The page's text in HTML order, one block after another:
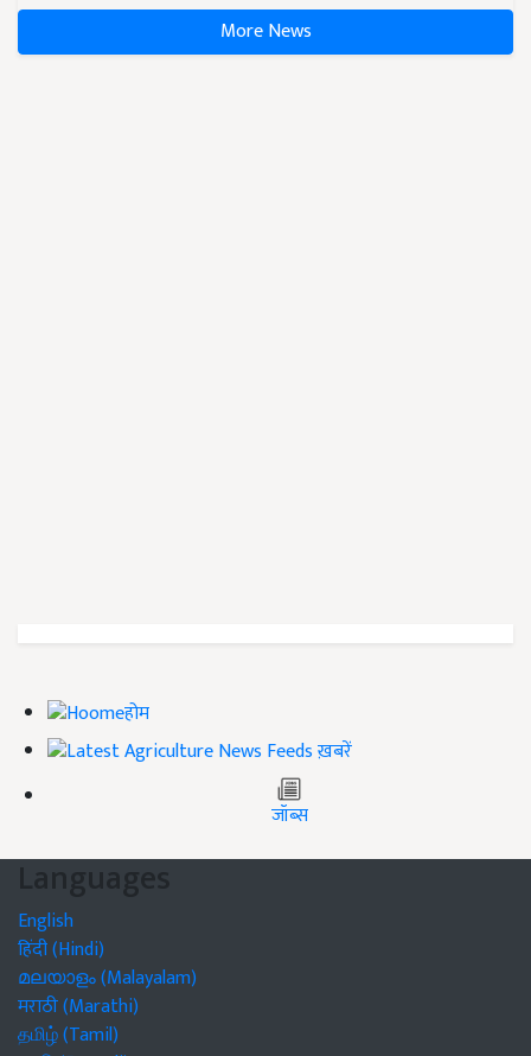
More News
होम
ख़बरें
जॉब्स
Languages
English
हिंदी (Hindi)
മലയാളം (Malayalam)
मराठी (Marathi)
தமிழ் (Tamil)